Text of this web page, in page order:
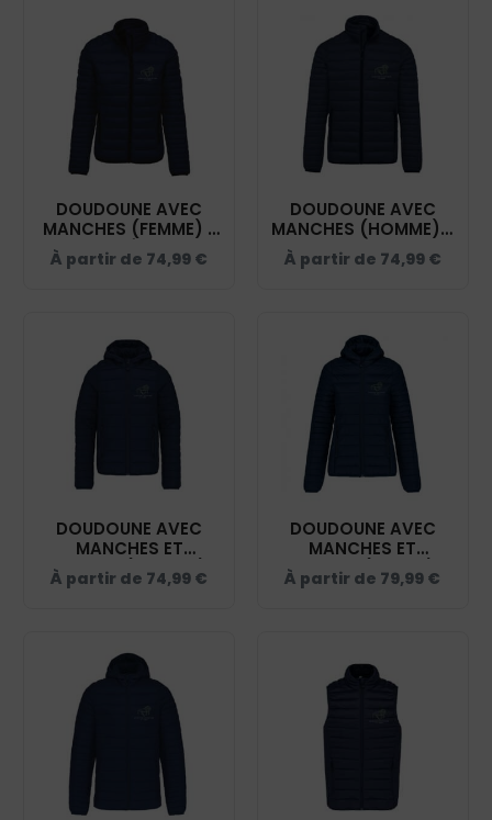
DOUDOUNE AVEC
MANCHES (FEMME) -
DOMAINE ÉQUESTRE
GLARIS - NAVY -
À partir de 74,99 €
DOUDOUNE AVEC
MANCHES (HOMME) -
DOMAINE ÉQUESTRE
GLARIS - NAVY -
À partir de 74,99 €
DOUDOUNE AVEC
MANCHES ET
CAPUCHE (ENFANT) -
DOMAINE ÉQUESTRE
À partir de 74,99 €
DOUDOUNE AVEC
MANCHES ET
CAPUCHE (FEMME) -
DOMAINE ÉQUESTRE
À partir de 79,99 €